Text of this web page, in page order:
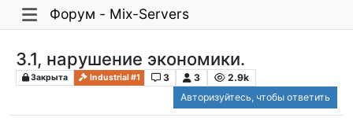
Форум - Mix-Servers
3.1, нарушение экономики.
Закрыта Industrial #1 3 3
2.9k
Авторизуйтесь, чтобы ответить